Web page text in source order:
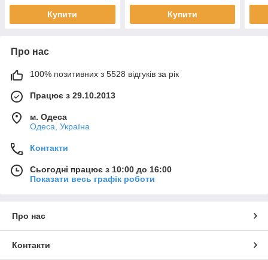
Купити Купити
Про нас
100% позитивних з 5528 відгуків за рік
Працює з 29.10.2013
м. Одеса
Одеса, Україна
Контакти
Сьогодні працює з 10:00 до 16:00
Показати весь графік роботи
Про нас
Контакти